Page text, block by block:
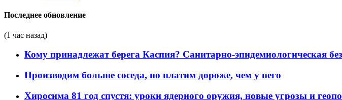
Последнее обновление
(1 час назад)
Кому принадлежат берега Каспия? Санитарно-эпидемиологическая
Производим больше соседа, но платим дороже, чем у него
Хиросима 81 год спустя: уроки ядерного оружия, новые угрозы и